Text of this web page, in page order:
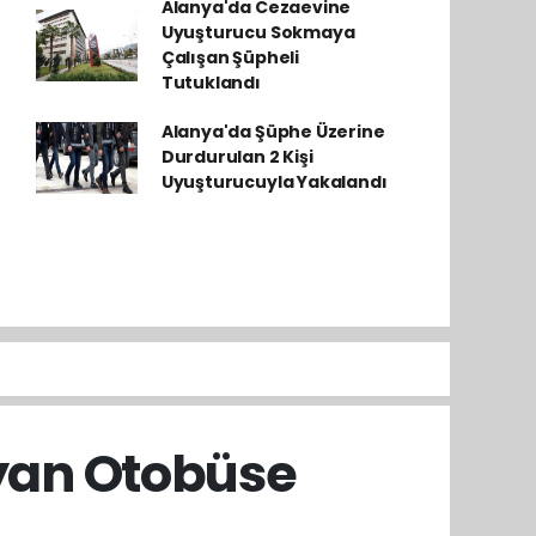
Alanya'da Cezaevine
Uyuşturucu Sokmaya
Çalışan Şüpheli
Tutuklandı
Alanya'da Şüphe Üzerine
Durdurulan 2 Kişi
Uyuşturucuyla Yakalandı
Otobüse